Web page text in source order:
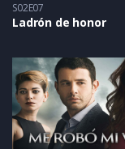
S02E07
Ladrón de honor